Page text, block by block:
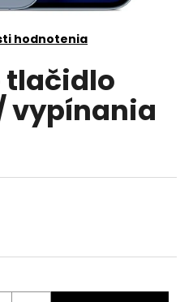
hodnotenia
tlačidlo
vypínania